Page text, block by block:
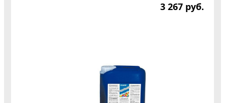
3 267 руб.